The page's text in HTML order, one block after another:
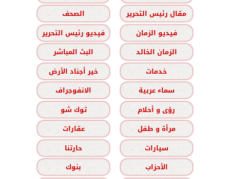
مقال رئيس التحرير
الصحف
فيديو الزمان
فيديو رئيس التحرير
الزمان الخالد
البث المباشر
خدمات
خير أجناد الأرض
سماء عربية
الانفوجراف
رؤى و أحلام
توك شو
مرأة و طفل
عقارات
سيارات
حارتنا
الأحزاب
بنوك